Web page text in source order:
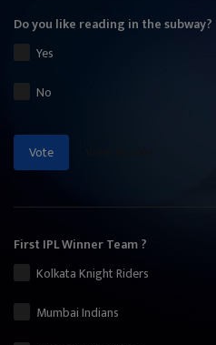
Do you like reading in the subway?
Yes
No
Vote
First IPL Winner Team ?
Kolkata Knight Riders
Mumbai Indians